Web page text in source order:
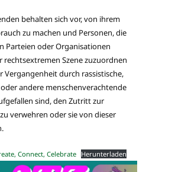
behalten sich vor, von ihrem
zu machen und Personen, die
Parteien oder Organisationen
rechtsextremen Szene zuzuordnen
Vergangenheit durch rassistische,
andere menschenverachtende
sind, den Zutritt zur
verwehren oder sie von dieser
Connect, Celebrate Herunterladen